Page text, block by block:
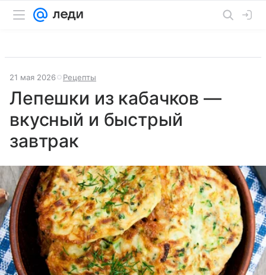
21 мая 2026 Рецепты
Лепешки из кабачков —
вкусный и быстрый
завтрак